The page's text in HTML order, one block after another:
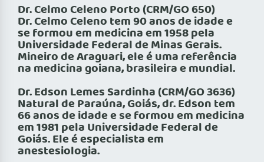
Dr. Celmo Celeno Porto (CRM/GO 650)
Dr. Celmo Celeno tem 90 anos de idade e
se formou em medicina em 1958 pela
Universidade Federal de Minas Gerais.
Mineiro de Araguari, ele é uma referência
na medicina goiana, brasileira e mundial.
Dr. Edson Lemes Sardinha (CRM/GO 3636)
Natural de Paraúna, Goiás, dr. Edson tem
66 anos de idade e se formou em medicina
em 1981 pela Universidade Federal de
Goiás. Ele é especialista em
anestesiologia.